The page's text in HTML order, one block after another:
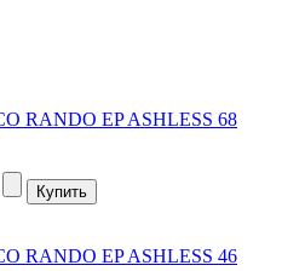
RANDO EP ASHLESS 68
RANDO EP ASHLESS 46